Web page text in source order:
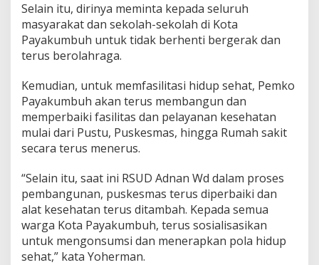
k
a
n
a
H
i
d
p
e
h
a
Selain itu, dirinya meminta kepada seluruh
masyarakat dan sekolah-sekolah di Kota
Payakumbuh untuk tidak berhenti bergerak dan
terus berolahraga.
Kemudian, untuk memfasilitasi hidup sehat, Pemko
Payakumbuh akan terus membangun dan
memperbaiki fasilitas dan pelayanan kesehatan
mulai dari Pustu, Puskesmas, hingga Rumah sakit
secara terus menerus.
“Selain itu, saat ini RSUD Adnan Wd dalam proses
pembangunan, puskesmas terus diperbaiki dan
alat kesehatan terus ditambah. Kepada semua
warga Kota Payakumbuh, terus sosialisasikan
untuk mengonsumsi dan menerapkan pola hidup
sehat,” kata Yoherman.